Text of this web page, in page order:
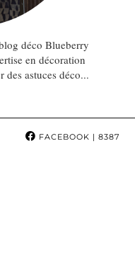
déco Blueberry
en décoration
astuces déco...
FACEBOOK | 8387